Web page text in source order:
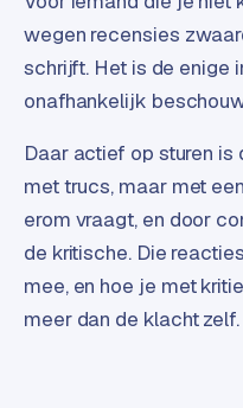
2
B
R
a
i
l
m
l
wegen recensies
schrijft. Het is de enige
onafhankelijk
Daar actief op sturen
met trucs, maar met
erom vraagt, en door
de kritische. Die
mee, en hoe je met
meer dan de klacht zelf.